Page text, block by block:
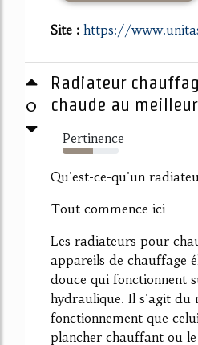
Site : https://
0
Radiateur
chaude au
Pertinence
54%
Qu'est-ce-qu'un
Tout commence ici
Les radiateurs pour
appareils de chauffage
douce qui fonctionnent
hydraulique. Il s'agit du
fonctionnement que
plancher chauffant ou